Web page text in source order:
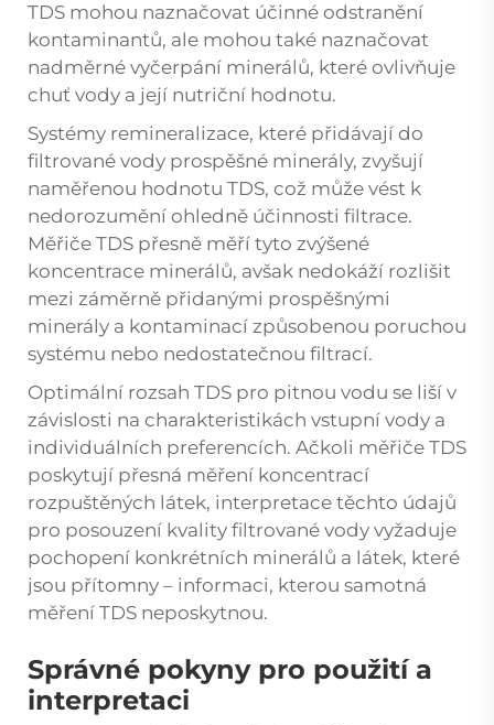
TDS mohou naznačovat účinné odstranění
kontaminantů, ale mohou také naznačovat
nadměrné vyčerpání minerálů, které ovlivňuje
chuť vody a její nutriční hodnotu.
Systémy remineralizace, které přidávají do
filtrované vody prospěšné minerály, zvyšují
naměřenou hodnotu TDS, což může vést k
nedorozumění ohledně účinnosti filtrace.
Měřiče TDS přesně měří tyto zvýšené
koncentrace minerálů, avšak nedokáží rozlišit
mezi záměrně přidanými prospěšnými
minerály a kontaminací způsobenou poruchou
systému nebo nedostatečnou filtrací.
Optimální rozsah TDS pro pitnou vodu se liší v
závislosti na charakteristikách vstupní vody a
individuálních preferencích. Ačkoli měřiče TDS
poskytují přesná měření koncentrací
rozpuštěných látek, interpretace těchto údajů
pro posouzení kvality filtrované vody vyžaduje
pochopení konkrétních minerálů a látek, které
jsou přítomny – informaci, kterou samotná
měření TDS neposkytnou.
Správné pokyny pro použití a
interpretaci